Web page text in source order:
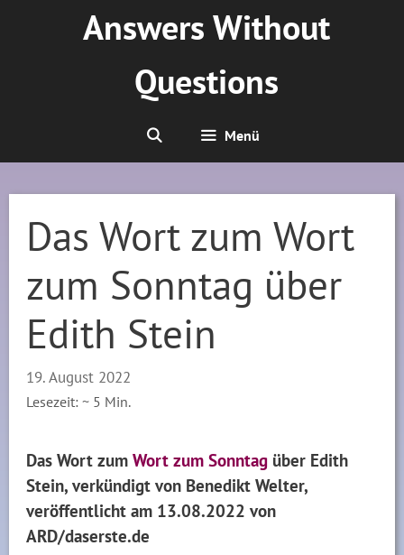
Answers Without
Questions
Menü
Das Wort zum Wort
zum Sonntag über
Edith Stein
19. August 2022
Lesezeit: ~ 5 Min.
Das Wort zumWort zum Sonntag über Edith
Stein, verkündigt von Benedikt Welter,
veröffentlicht am 13.08.2022 von
ARD/daserste.de